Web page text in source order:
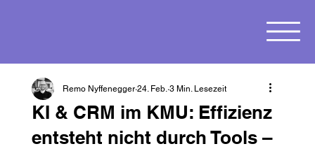
KI & CRM im KMU: Effizienz
entsteht nicht durch Tools –
Remo Nyffenegger 24. Feb. 3 Min. Lesezeit